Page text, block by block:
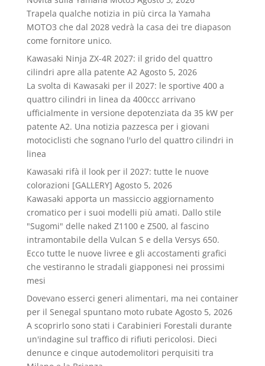
Trapela qualche notizia in più circa la Yamaha
MOTO3 che dal 2028 vedrà la casa dei tre diapason
come fornitore unico.
Kawasaki Ninja ZX-4R 2027: il grido del quattro
cilindri apre alla patente A2 Agosto 5, 2026
La svolta di Kawasaki per il 2027: le sportive 400 a
quattro cilindri in linea da 400ccc arrivano
ufficialmente in versione depotenziata da 35 kW per
patente A2. Una notizia pazzesca per i giovani
motociclisti che sognano l'urlo del quattro cilindri in
linea
Kawasaki rifà il look per il 2027: tutte le nuove
colorazioni [GALLERY] Agosto 5, 2026
Kawasaki apporta un massiccio aggiornamento
cromatico per i suoi modelli più amati. Dallo stile
"Sugomi" delle naked Z1100 e Z500, al fascino
intramontabile della Vulcan S e della Versys 650.
Ecco tutte le nuove livree e gli accostamenti grafici
che vestiranno le stradali giapponesi nei prossimi
mesi
Dovevano esserci generi alimentari, ma nei container
per il Senegal spuntano moto rubate Agosto 5, 2026
A scoprirlo sono stati i Carabinieri Forestali durante
un'indagine sul traffico di rifiuti pericolosi. Dieci
denunce e cinque autodemolitori perquisiti tra